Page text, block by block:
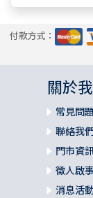
付款方式：
關於
常見問
聯絡我
門市資
徵人啟事
消息活